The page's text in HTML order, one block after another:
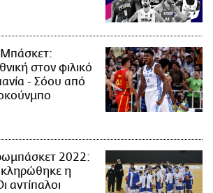
Μπάσκετ:
στον φιλικό
- Σόου από
2022:
κληρώθηκε η
αντίπαλοι